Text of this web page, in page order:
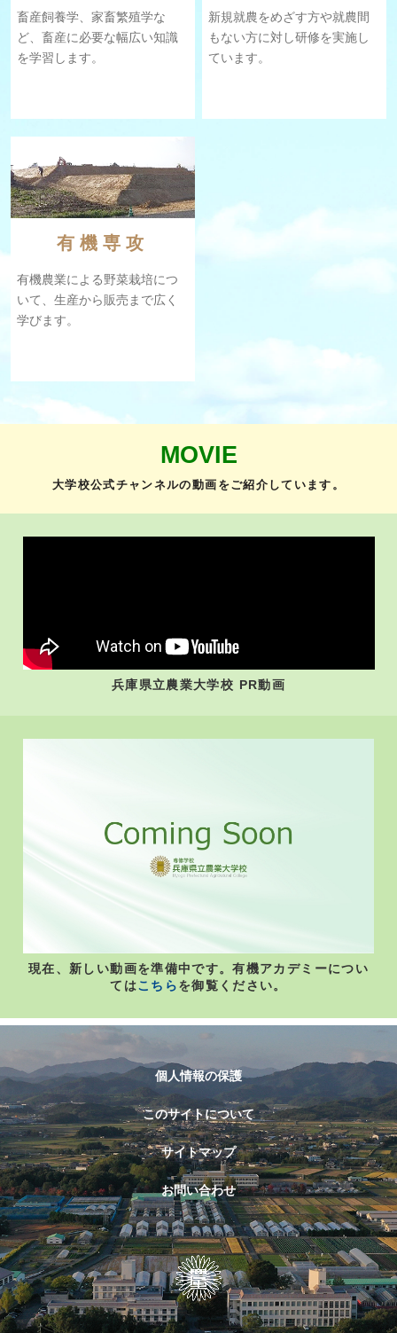
畜産飼養学、家畜繁殖学な
ど、畜産に必要な幅広い知識
を学習します。
新規就農をめざす方や就農間
もない方に対し研修を実施し
ています。
有機専攻
有機農業による野菜栽培につ
いて、生産から販売まで広く
学びます。
MOVIE
⼤学校公式チャンネルの動画をご紹介しています。
兵庫県⽴農業⼤学校 PR動画
現在、新しい動画を準備中です。有機アカデミーについ
てはこちら を御覧ください。
個人情報の保護
このサイトについて
サイトマップ
お問い合わせ